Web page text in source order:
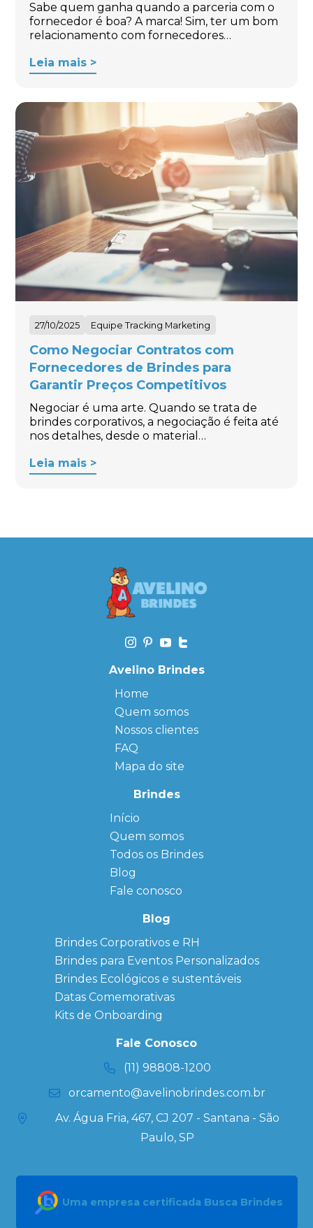
Sabe quem ganha quando a parceria com o
fornecedor é boa? A marca! Sim, ter um bom
relacionamento com fornecedores…
Leia mais >
27/10/2025 Equipe Tracking Marketing
Como Negociar Contratos com
Fornecedores de Brindes para
Garantir Preços Competitivos
Negociar é uma arte. Quando se trata de
brindes corporativos, a negociação é feita até
nos detalhes, desde o material…
Leia mais >
Avelino Brindes
Home
Quem somos
Nossos clientes
FAQ
Mapa do site
Brindes
Início
Quem somos
← Back
FAQ
Sitemap
Todos os Brindes
← Back
Agendas
Personalizadas
Personalizado
personalizados
Brindes
Corporativos
Copos Térmicos
Personalizados
Datas Especiais
Ecobag
Personalizada
Kits
Blog
Fale conosco
Blog
Brindes Corporativos e RH
Brindes para Eventos Personalizados
Brindes Ecológicos e sustentáveis
Datas Comemorativas
Kits de Onboarding
Fale Conosco
(11) 98808-1200
orcamento@avelinobrindes.com.br
Av. Água Fria, 467, CJ 207 - Santana - São
Paulo, SP
Uma empresa certificada Busca Brindes